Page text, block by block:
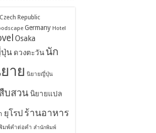
Czech Republic
Germany Hotel
Osaka
น ดวงตะวัน นัก
าย นิยายญี่ปุ่น
บสวน นิยายแปล
ยุโรป ร้านอาหาร
มพ์คำต่อคำ สำนักพิมพ์